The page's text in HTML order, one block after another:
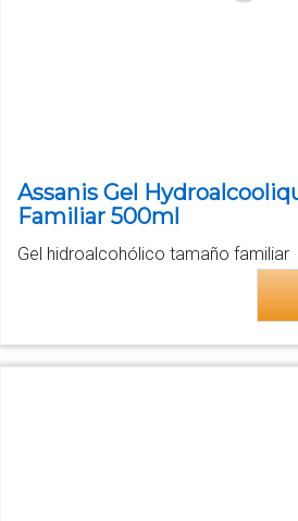
Assanis Gel
Familiar 500ml
Gel hidroalcohólico tamaño familiar